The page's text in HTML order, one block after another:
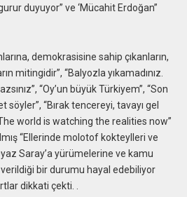
duyuyor” ve ‘Mücahit Erdoğan”
demokrasisine sahip çıkanların,
mitingidir”, “Balyozla yıkamadınız.
“Oy’un büyük Türkiyem”, “Son
“Bırak tencereyi, tavayı gel
world is watching the realities now”
“Ellerinde molotof kokteylleri ve
Saray’a yürümelerine ve kamu
verildiği bir durumu hayal edebiliyor
dikkati çekti. .